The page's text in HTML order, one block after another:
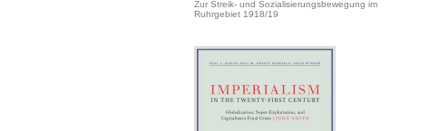
Zur Streik- und Sozialisierungsbewegung im
Ruhrgebiet 1918/19